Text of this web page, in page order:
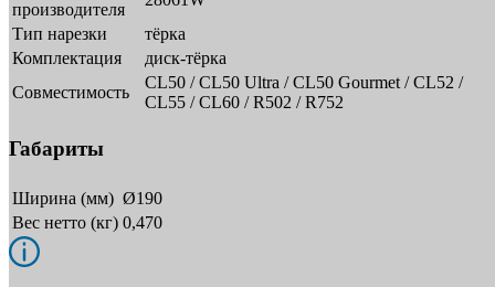
производителя
Тип нарезки
тёрка
Комплектация
диск-тёрка
Совместимость
CL50 / CL50 Ultra / CL50 Gourmet / CL52 /
CL55 / CL60 / R502 / R752
Габариты
Ширина (мм) Ø190
Вес нетто (кг) 0,470